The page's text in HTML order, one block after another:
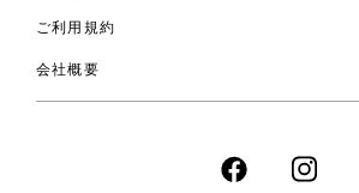
ライフスタイル
スペシャル
ご利用規約
会社概要